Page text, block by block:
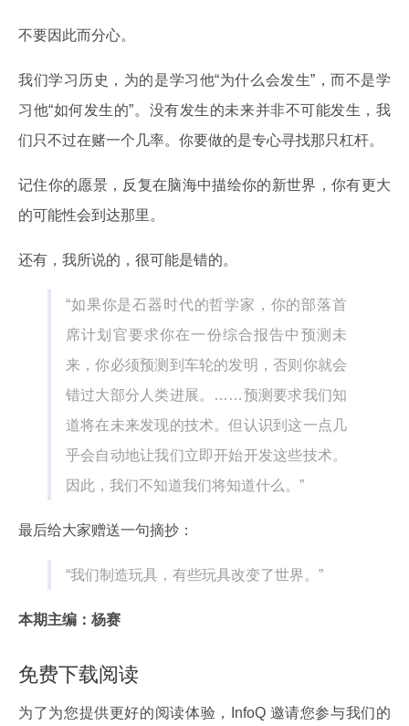
不要因此而分心。
我们学习历史，为的是学习他“为什么会发生”，而不是学
习他“如何发生的”。没有发生的未来并非不可能发生，我
们只不过在赌一个几率。你要做的是专心寻找那只杠杆。
记住你的愿景，反复在脑海中描绘你的新世界，你有更大
的可能性会到达那里。
还有，我所说的，很可能是错的。
“如果你是石器时代的哲学家，你的部落首
席计划官要求你在一份综合报告中预测未
来，你必须预测到车轮的发明，否则你就会
错过大部分人类进展。……预测要求我们知
道将在未来发现的技术。但认识到这一点几
乎会自动地让我们立即开始开发这些技术。
因此，我们不知道我们将知道什么。”
最后给大家赠送一句摘抄：
“我们制造玩具，有些玩具改变了世界。”
本期主编：杨赛
免费下载阅读
为了为您提供更好的阅读体验，InfoQ 邀请您参与我们的